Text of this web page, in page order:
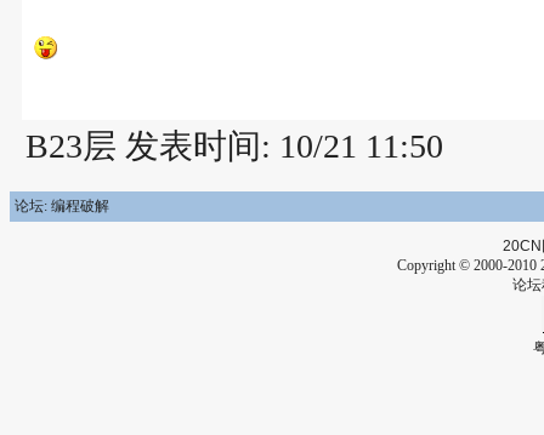
B23层 发表时间: 10/21 11:50
论坛: 编程破解
20CN
Copyright © 2000-2010
论